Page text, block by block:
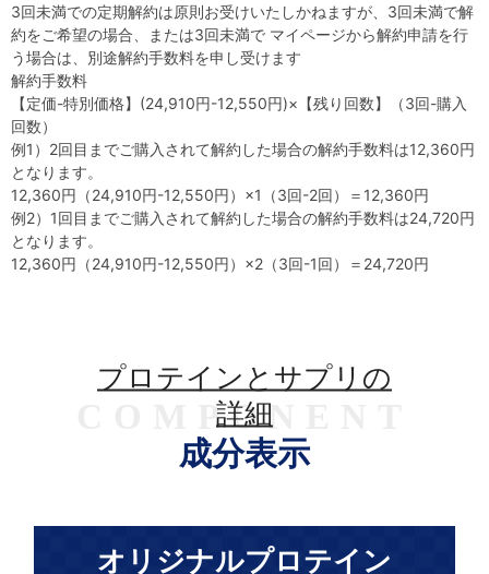
3回未満での定期解約は原則お受けいたしかねますが、3回未満で解
約をご希望の場合、または3回未満で マイページから解約申請を行
う場合は、別途解約手数料を申し受けます
解約手数料
【定価-特別価格】(24,910円-12,550円)×【残り回数】（3回-購入
回数）
例1）2回目までご購入されて解約した場合の解約手数料は12,360円
となります。
12,360円（24,910円-12,550円）×1（3回-2回）＝12,360円
例2）1回目までご購入されて解約した場合の解約手数料は24,720円
となります。
12,360円（24,910円-12,550円）×2（3回-1回）＝24,720円
COMPONENT
プロテインとサプリの
詳細
成分表示
オリジナルプロテイン